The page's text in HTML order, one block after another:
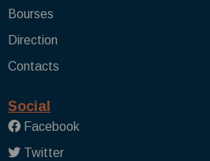
Bourses
Direction
Contacts
Social
Facebook
Twitter